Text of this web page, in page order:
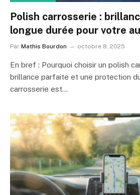
Polish carrosserie :
longue durée pour votre
Par Mathis Bourdon octobre 8, 2025
En bref : Pourquoi choisir un polish
brillance parfaite et une protection
carrosserie est…